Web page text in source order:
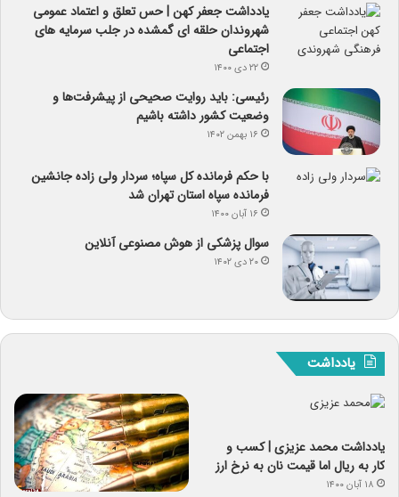
یادداشت جعفر کهن | حس تعلق و اعتماد عمومی
شهروندان حلقه ای گمشده در جلب سرمایه های
اجتماعی
۲۲ دی ۱۴۰۰
رئیسی: باید روایت صحیحی از پیشرفت‌ها و
وضعیت کشور داشته باشیم
۱۶ بهمن ۱۴۰۲
با حکم فرمانده کل سپاه؛ سردار ولی زاده جانشین
فرمانده سپاه استان تهران شد
۱۶ آبان ۱۴۰۰
سوال پزشکی از هوش مصنوعی آنلاین
۲۰ دی ۱۴۰۲
یادداشت
یادداشت‌ محمد عزیزی | کسب و
کار به ریال اما قیمت نان به نرخ ارز
۱۸ آبان ۱۴۰۰